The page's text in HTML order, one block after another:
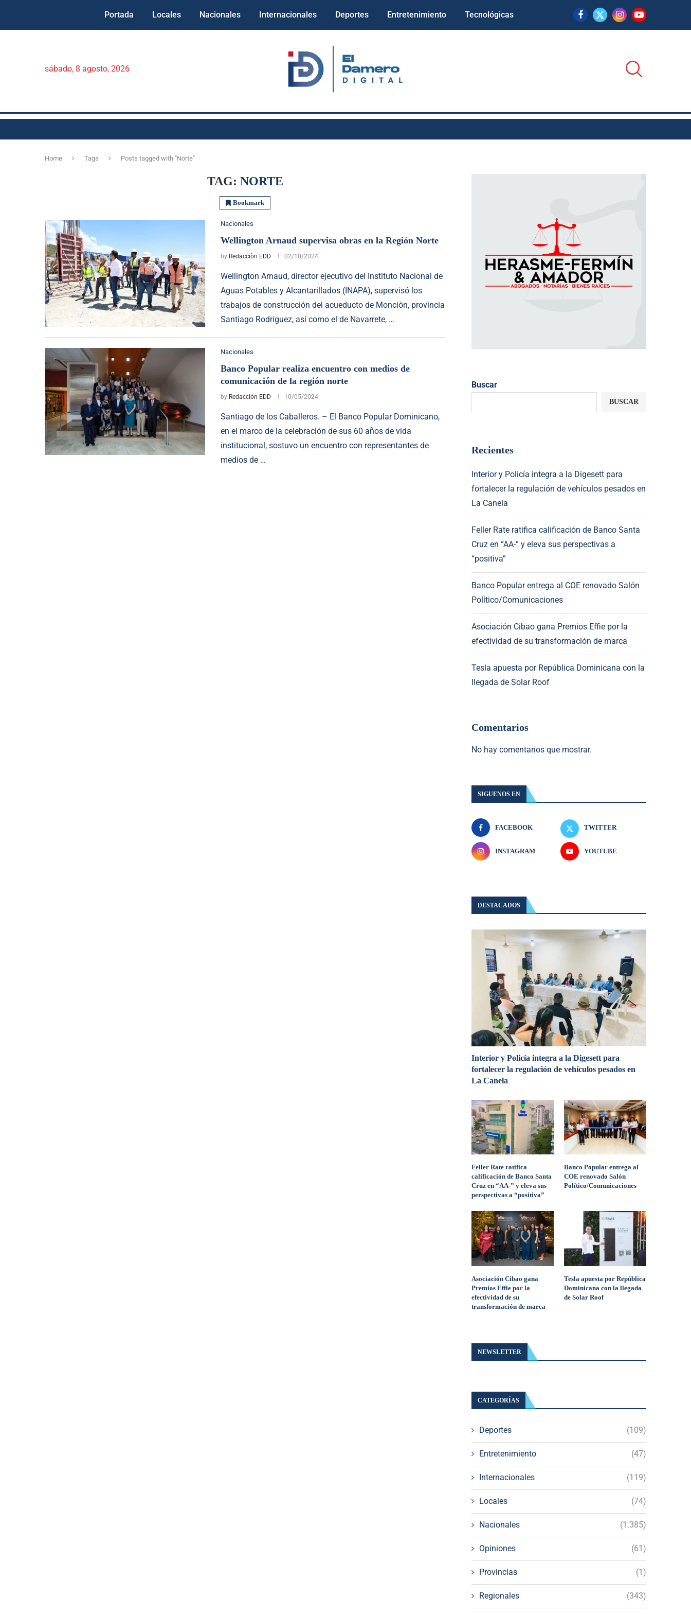
Portada Locales Nacionales Internacionales Deportes Entretenimiento Tecnológicas
sábado, 8 agosto, 2026
Home Tags Posts tagged with "Norte"
TAG: NORTE
Bookmark
Nacionales
Wellington Arnaud supervisa obras en la Región Norte
by Redacciòn EDD 02/10/2024
Wellington Arnaud, director ejecutivo del Instituto Nacional de
Aguas Potables y Alcantarillados (INAPA), supervisó los
trabajos de construcción del acueducto de Monción, provincia
Santiago Rodríguez, así como el de Navarrete, …
Nacionales
Banco Popular realiza encuentro con medios de
comunicación de la región norte
by Redacciòn EDD 10/05/2024
Santiago de los Caballeros. – El Banco Popular Dominicano,
en el marco de la celebración de sus 60 años de vida
institucional, sostuvo un encuentro con representantes de
medios de …
Buscar
BUSCAR
Recientes
Interior y Policía integra a la Digesett para
fortalecer la regulación de vehículos pesados en
La Canela
Feller Rate ratifica calificación de Banco Santa
Cruz en “AA-” y eleva sus perspectivas a
“positiva”
Banco Popular entrega al COE renovado Salón
Político/Comunicaciones
Asociación Cibao gana Premios Effie por la
efectividad de su transformación de marca
Tesla apuesta por República Dominicana con la
llegada de Solar Roof
Comentarios
No hay comentarios que mostrar.
SIGUENOS EN
FACEBOOK TWITTER
INSTAGRAM YOUTUBE
DESTACADOS
Interior y Policía integra a la Digesett para
fortalecer la regulación de vehículos pesados en
La Canela
Feller Rate ratifica
calificación de Banco Santa
Cruz en “AA-” y eleva sus
perspectivas a “positiva”
Banco Popular entrega al
COE renovado Salón
Político/Comunicaciones
Asociación Cibao gana
Premios Effie por la
efectividad de su
transformación de marca
Tesla apuesta por República
Dominicana con la llegada
de Solar Roof
NEWSLETTER
CATEGORÍAS
Deportes (109)
Entretenimiento (47)
Internacionales (119)
Locales (74)
Nacionales (1.385)
Opiniones (61)
Provincias (1)
Regionales (343)